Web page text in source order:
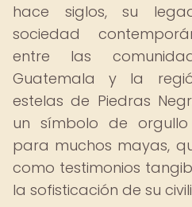
hace siglos, su
sociedad
entre las
Guatemala y la
estelas de Piedras
un símbolo de
para muchos mayas,
como testimonios
la sofisticación de su